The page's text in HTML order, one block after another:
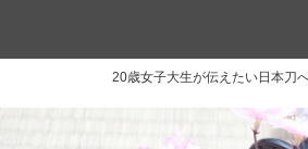
20歳女子大生が伝えたい日本刀